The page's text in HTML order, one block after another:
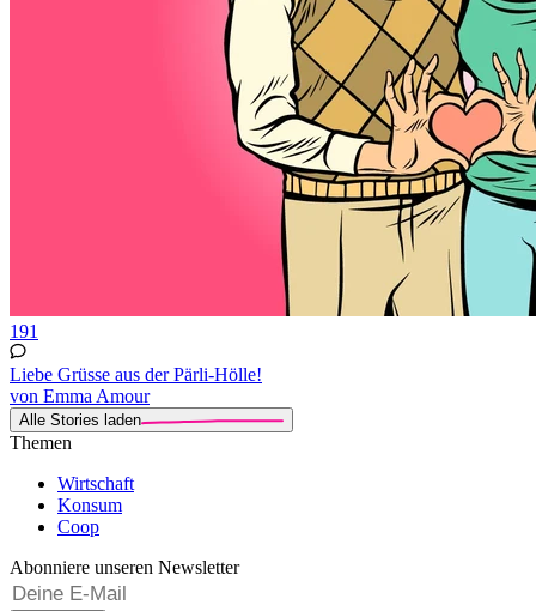
191
Liebe Grüsse aus der Pärli-Hölle!
von Emma Amour
Alle Stories laden
Themen
Wirtschaft
Konsum
Coop
Abonniere unseren Newsletter